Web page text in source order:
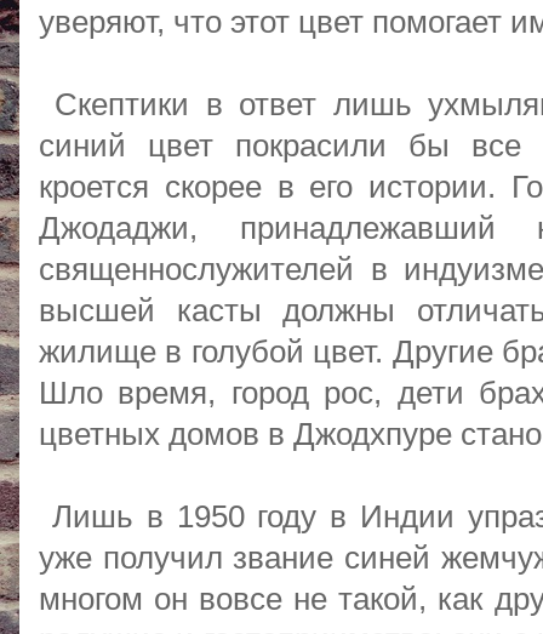
уверяют, что этот цвет помогает
Скептики в ответ лишь
синий цвет покрасили бы все
кроется скорее в его истории.
Джодаджи,
священнослужителей в
высшей касты должны
жилище в голубой цвет. Другие
Шло время, город рос, дети
цветных домов в Джодхпуре
Лишь в 1950 году в Индии
уже получил звание синей
многом он вовсе не такой, как